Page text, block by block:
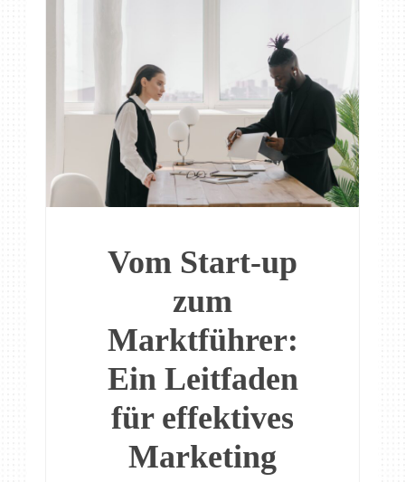
Vom Start-up
zum
Marktführer:
Ein Leitfaden
für effektives
Marketing